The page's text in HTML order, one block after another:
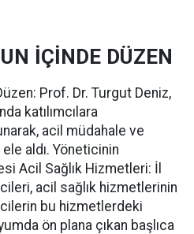
İÇİNDE DÜZEN
Prof. Dr. Turgut Deniz,
katılımcılara
acil müdahale ve
aldı. Yöneticinin
Acil Sağlık Hizmetleri: İl
acil sağlık hizmetlerinin
bu hizmetlerdeki
ön plana çıkan başlıca